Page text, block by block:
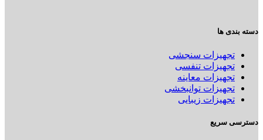
دسته بندی ها
تجهیزات سنجشی
تجهیزات تنفسی
تجهیزات معاینه
تجهیزات توانبخشی
تجهیزات زیبایی
دسترسی سریع